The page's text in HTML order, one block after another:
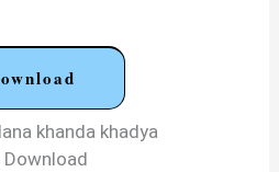
khanda khadya
Download